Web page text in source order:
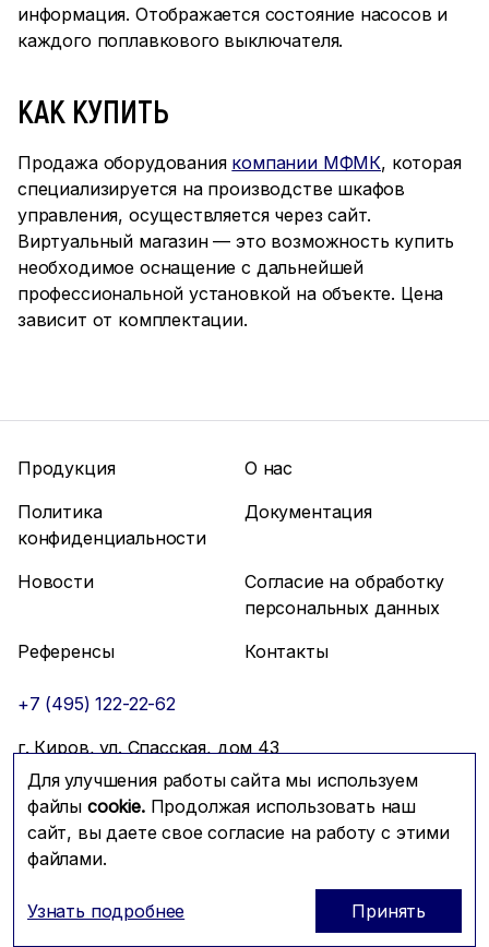
информация. Отображается состояние насосов и
каждого поплавкового выключателя.
КАК КУПИТЬ
Продажа оборудования компании МФМК, которая
специализируется на производстве шкафов
управления, осуществляется через сайт.
Виртуальный магазин — это возможность купить
необходимое оснащение с дальнейшей
профессиональной установкой на объекте. Цена
зависит от комплектации.
Для улучшения работы сайта мы используем
файлы cookie.Продолжая использовать наш
сайт, вы даете свое согласие на работу с этими
файлами.
Узнать подробнее Принять
Продукция
О нас
Политика
конфиденциальности
Документация
Новости
Согласие на обработку
персональных данных
Референсы
Контакты
+7 (495) 122-22-62
г. Киров, ул. Спасская, дом 43
info@mfmc.ru
Связаться с нами
© 2026 Компания МФМК
Prominado